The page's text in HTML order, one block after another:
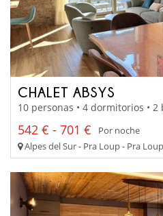
CHALET ABSYS
10 personas • 4 dormitorios • 2
542 € - 701 €
Por noche
Alpes del Sur - Pra Loup - Pra